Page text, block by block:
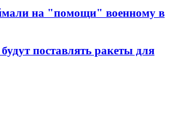
на "помощи" военному в
поставлять ракеты для